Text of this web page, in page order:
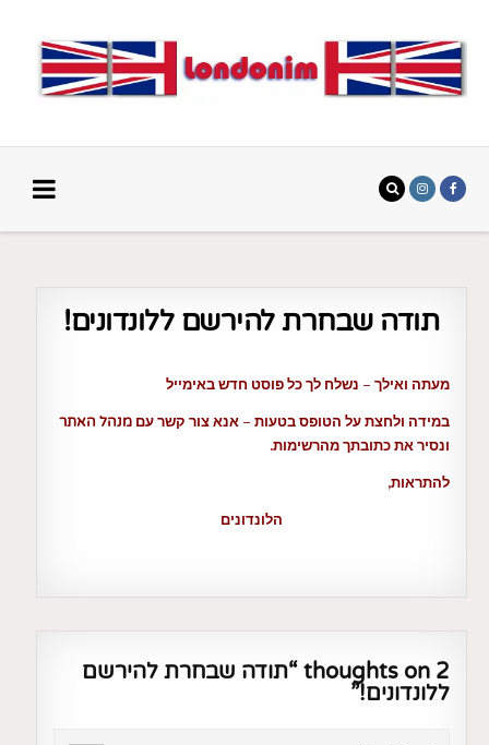
תודה שבחרת להירשם ללונדונים!
מעתה ואילך – נשלח לך כל פוסט חדש באימייל
במידה ולחצת על הטופס בטעות – אנא צור קשר עם מנהל האתר
ונסיר את כתובתך מהרשימות.
להתראות,
הלונדונים
2 thoughts on “
תודה שבחרת להירשם
ללונדונים!”